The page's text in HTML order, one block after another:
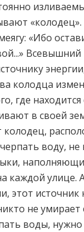
«Ибо
Всевышний
колодца
где
в своей
колодец,
воду, не
каждой улице.
этот
не
воды,